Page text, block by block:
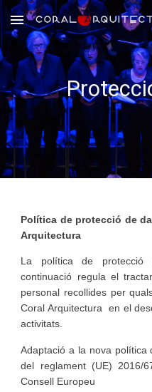
Skip to main content
Política de protecció de
Arquitectura
La política de protecció
continuació regula el
personal recollides per
Coral Arquitectura en el
activitats.
Adaptació a la nova política
del reglament (UE) 2016/
Consell Europeu